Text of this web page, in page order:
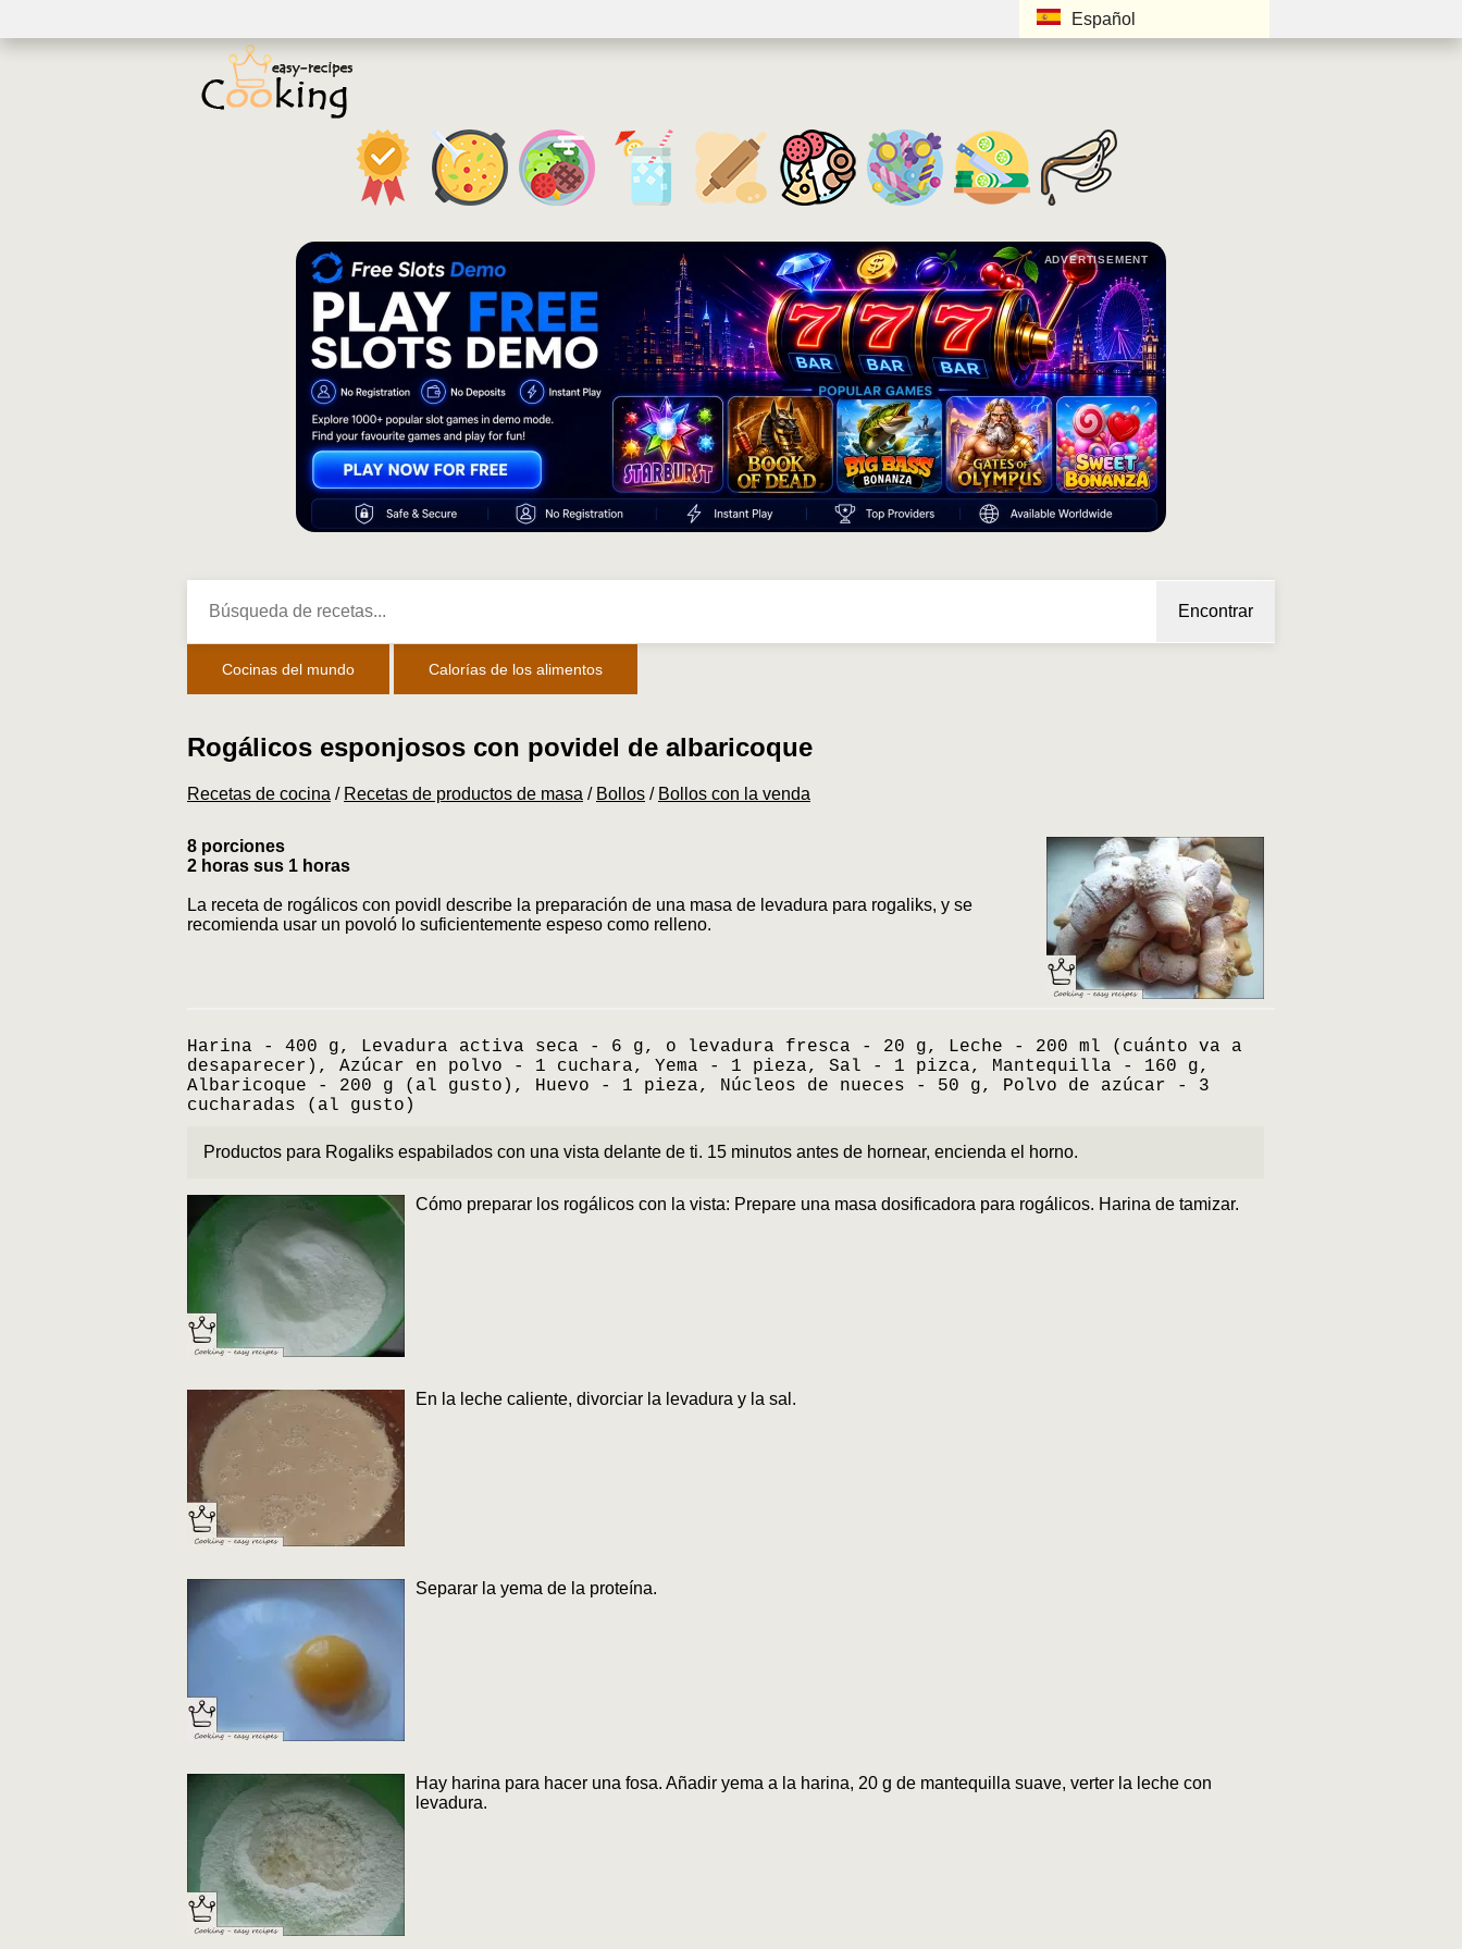
Español
ADVERTISEMENT
Encontrar
Cocinas del mundo Calorías de los alimentos
Rogálicos esponjosos con povidel de albaricoque
Recetas de cocina / Recetas de productos de masa / Bollos / Bollos con la venda
8 porciones
2 horas sus 1 horas
La receta de rogálicos con povidl describe la preparación de una masa de levadura para rogaliks, y se
recomienda usar un povoló lo suficientemente espeso como relleno.
Harina - 400 g, Levadura activa seca - 6 g, o levadura fresca - 20 g, Leche - 200 ml (cuánto va a
desaparecer), Azúcar en polvo - 1 cuchara, Yema - 1 pieza, Sal - 1 pizca, Mantequilla - 160 g,
Albaricoque - 200 g (al gusto), Huevo - 1 pieza, Núcleos de nueces - 50 g, Polvo de azúcar - 3
cucharadas (al gusto)
Productos para Rogaliks espabilados con una vista delante de ti. 15 minutos antes de hornear, encienda el horno.
Cómo preparar los rogálicos con la vista: Prepare una masa dosificadora para rogálicos. Harina de tamizar.
En la leche caliente, divorciar la levadura y la sal.
Separar la yema de la proteína.
Hay harina para hacer una fosa. Añadir yema a la harina, 20 g de mantequilla suave, verter la leche con
levadura.